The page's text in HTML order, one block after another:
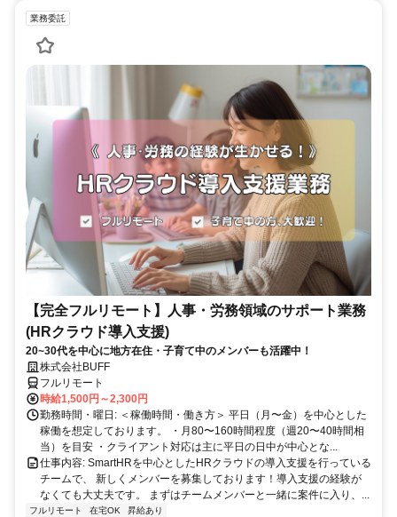
業務委託
【完全フルリモート】人事・労務領域のサポート業務
(HRクラウド導入支援)
20~30代を中心に地方在住・子育て中のメンバーも活躍中！
株式会社BUFF
フルリモート
時給1,500円～2,300円
勤務時間・曜日: ＜稼働時間・働き方＞ 平日（月〜金）を中心とした
稼働を想定しております。 ・月80〜160時間程度（週20〜40時間相
当）を目安 ・クライアント対応は主に平日の日中が中心とな...
仕事内容: SmartHRを中心としたHRクラウドの導入支援を行っている
チームで、 新しくメンバーを募集しております！導入支援の経験が
なくても大丈夫です。 まずはチームメンバーと一緒に案件に入り、...
フルリモート 在宅OK 昇給あり